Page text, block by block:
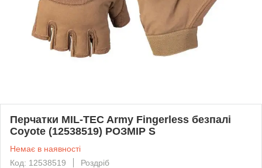
Перчатки MIL-TEC Army Fingerless безпалі
Coyote (12538519) РОЗМІР S
Немає в наявності
Код: 12538519
Роздріб